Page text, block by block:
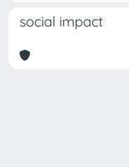
social impact